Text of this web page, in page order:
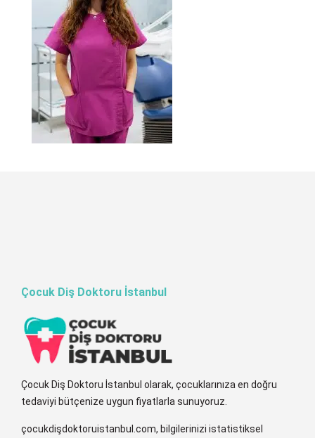
Çocuk Diş Doktoru İstanbul
Çocuk Diş Doktoru İstanbul olarak, çocuklarınıza en doğru
tedaviyi bütçenize uygun fiyatlarla sunuyoruz.
çocukdişdoktoruistanbul.com, bilgilerinizi istatistiksel